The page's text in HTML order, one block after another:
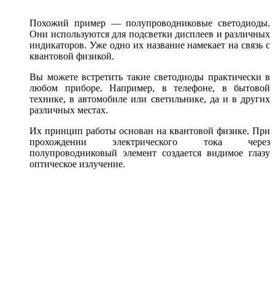
Похожий пример — полупроводниковые светодиоды.
Они используются для подсветки дисплеев и различных
индикаторов. Уже одно их название намекает на связь с
квантовой физикой.
Вы можете встретить такие светодиоды практически в
любом приборе. Например, в телефоне, в бытовой
технике, в автомобиле или светильнике, да и в других
различных местах.
Их принцип работы основан на квантовой физике. При
прохождении электрического тока через
полупроводниковый элемент создается видимое глазу
оптическое излучение.